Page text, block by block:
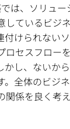
は、ソリュー
しているビジ
付けられない
ロセスフロー
かし、ないか
。全体のビジ
関係を良く考